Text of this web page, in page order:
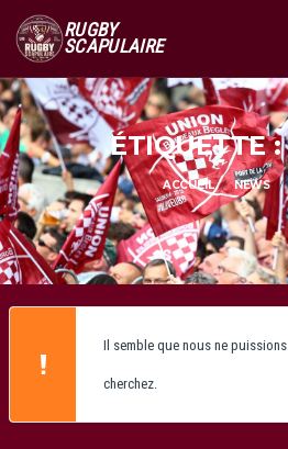
RUGBY
SCAPULAIRE
ÉTIQUETTE
ACCUEIL NEWS
Il semble que nous ne
cherchez.